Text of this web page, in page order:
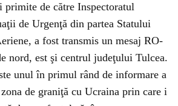
de către Inspectoratul
de Urgenţă din partea Statului
a fost transmis un mesaj RO-
nord, est şi centrul judeţului Tulcea.
unul în primul rând de informare a
de graniţă cu Ucraina prin care i